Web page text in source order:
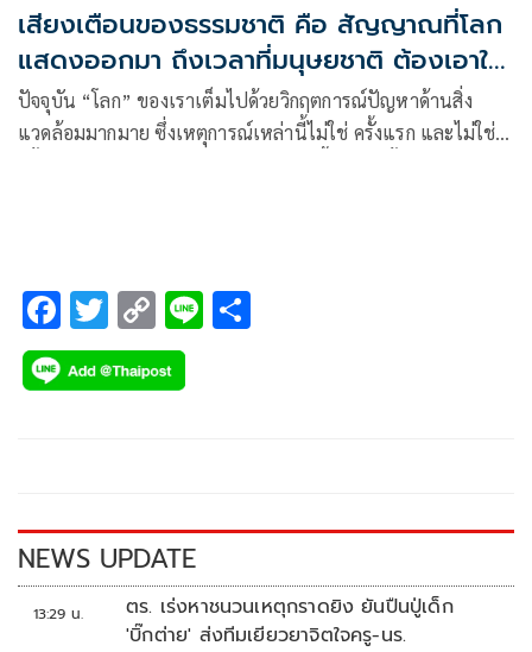
เสียงเตือนของธรรมชาติ คือ สัญญาณที่โลก
แสดงออกมา ถึงเวลาที่มนุษยชาติ ต้องเอาใจ
ใส่รักษ์โลก
ปัจจุบัน “โลก” ของเราเต็มไปด้วยวิกฤตการณ์ปัญหาด้านสิ่ง
แวดล้อมมากมาย ซึ่งเหตุการณ์เหล่านี้ไม่ใช่ ครั้งแรก และไม่ใช่
F
ac
e
k
T
wi
tt
C
o
p
k
Li
NEWS UPDATE
13:29 น.
ตร. เร่งหาชนวนเหตุกราดยิง ยันปืนปู่เด็ก
'บิ๊กต่าย' ส่งทีมเยียวยาจิตใจครู-นร.